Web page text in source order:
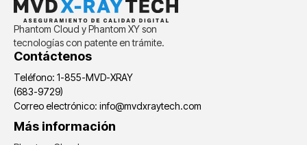
Phantom Cloud y Phantom XY son
tecnologías con patente en trámite.
Contáctenos
Teléfono: 1-855-MVD-XRAY
(683-9729)
Correo electrónico: info@mvdxraytech.com
Más información